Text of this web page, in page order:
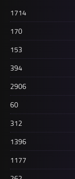
1714
170
153
394
2906
60
312
1396
1177